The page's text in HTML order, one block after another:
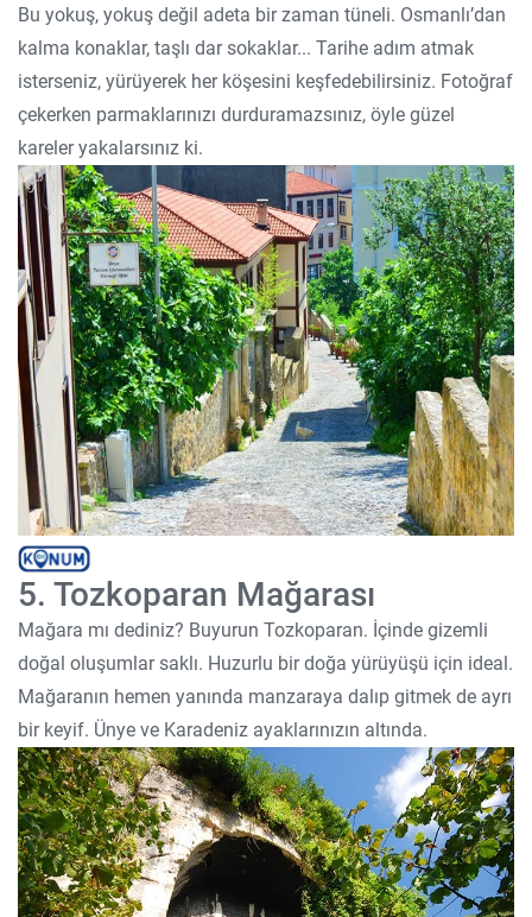
Bu yokuş, yokuş değil adeta bir zaman tüneli. Osmanlı’dan
kalma konaklar, taşlı dar sokaklar... Tarihe adım atmak
isterseniz, yürüyerek her köşesini keşfedebilirsiniz. Fotoğraf
çekerken parmaklarınızı durduramazsınız, öyle güzel
kareler yakalarsınız ki.
5. Tozkoparan Mağarası
Mağara mı dediniz? Buyurun Tozkoparan. İçinde gizemli
doğal oluşumlar saklı. Huzurlu bir doğa yürüyüşü için ideal.
Mağaranın hemen yanında manzaraya dalıp gitmek de ayrı
bir keyif. Ünye ve Karadeniz ayaklarınızın altında.